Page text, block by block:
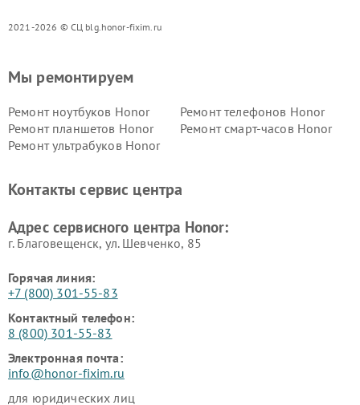
2021-2026 © СЦ blg.honor-fixim.ru
Мы ремонтируем
Ремонт ноутбуков Honor
Ремонт телефонов Honor
Ремонт планшетов Honor
Ремонт смарт-часов Honor
Ремонт ультрабуков Honor
Контакты сервис центра
Адрес сервисного центра Honor:
г. Благовещенск, ул. Шевченко, 85
Горячая линия:
+7 (800) 301-55-83
Контактный телефон:
8 (800) 301-55-83
Электронная почта:
info@honor-fixim.ru
для юридических лиц